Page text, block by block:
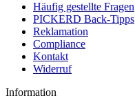
Häufig gestellte Fragen
PICKERD Back-Tipps
Reklamation
Compliance
Kontakt
Widerruf
Information